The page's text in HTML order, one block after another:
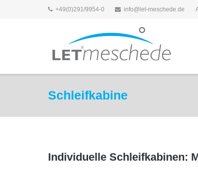
+49(0)291/9954-0 info@let-meschede.de
Schleifkabine
Individuelle Schleifkabinen: